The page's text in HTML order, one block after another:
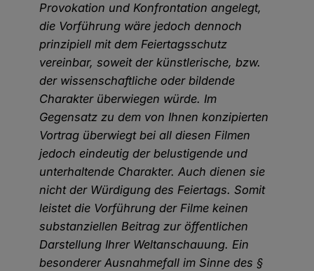
Provokation und Konfrontation angelegt,
die Vorführung wäre jedoch dennoch
prinzipiell mit dem Feiertagsschutz
vereinbar, soweit der künstlerische, bzw.
der wissenschaftliche oder bildende
Charakter überwiegen würde. Im
Gegensatz zu dem von Ihnen konzipierten
Vortrag überwiegt bei all diesen Filmen
jedoch eindeutig der belustigende und
unterhaltende Charakter. Auch dienen sie
nicht der Würdigung des Feiertags. Somit
leistet die Vorführung der Filme keinen
substanziellen Beitrag zur öffentlichen
Darstellung Ihrer Weltanschauung. Ein
besonderer Ausnahmefall im Sinne des §